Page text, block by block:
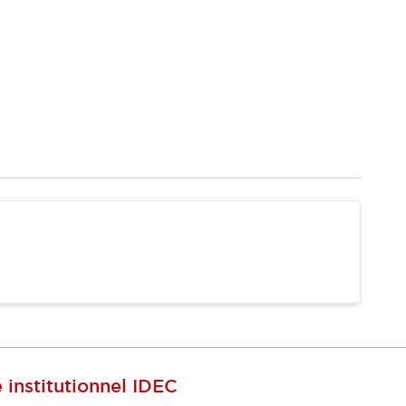
institutionnel IDEC